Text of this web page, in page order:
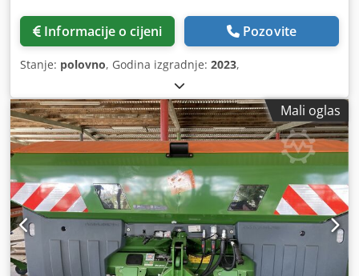
Informacije o cijeni Pozovite
Stanje: polovno, Godina izgradnje: 2023,
Mali oglas